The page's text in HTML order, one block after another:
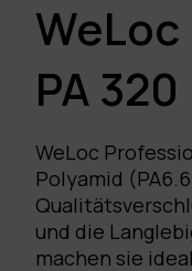
PA 320
WeLoc
Polyamid
und die
machen sie